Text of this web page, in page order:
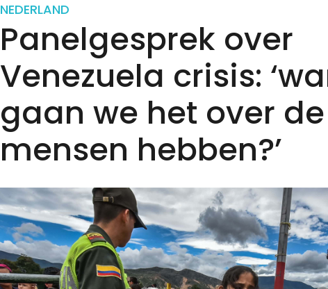
NEDERLAND
Panelgesprek over
Venezuela crisis:
gaan we het over de
mensen hebben?’